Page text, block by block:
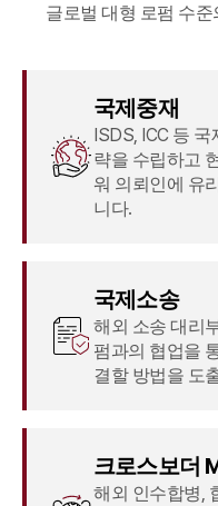
글로벌 대형 로펌 수
국제중재
ISDS, ICC 등
략을 수립하고
워 의뢰인에 유
니다.
국제소송
해외 소송 대리
펌과의 협업을
결할 방법을 도
크로스보더
해외 인수합병,